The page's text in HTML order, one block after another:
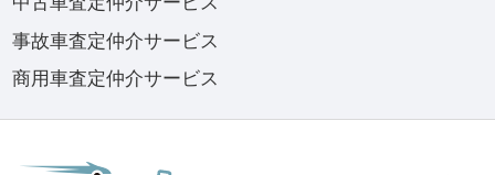
事故車査定仲介サービス
商用車査定仲介サービス